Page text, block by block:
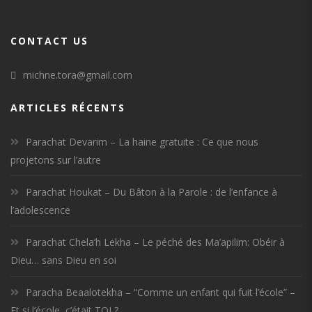
CONTACT US
michne.tora@gmail.com
ARTICLES RÉCENTS
Parachat Devarim – La haine gratuite : Ce que nous
projetons sur l’autre
Parachat Houkat – Du Bâton à la Parole : de l’enfance à
l’adolescence
Parachat Chela’h Lekha – Le péché des Ma’apilim: Obéir à
Dieu… sans Dieu en soi
Paracha Beaalotekha – “Comme un enfant qui fuit l’école” –